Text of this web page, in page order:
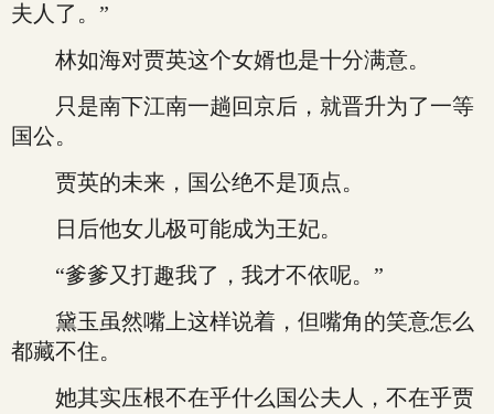
夫人了。”
林如海对贾英这个女婿也是十分满意。
只是南下江南一趟回京后，就晋升为了一等
国公。
贾英的未来，国公绝不是顶点。
日后他女儿极可能成为王妃。
“爹爹又打趣我了，我才不依呢。”
黛玉虽然嘴上这样说着，但嘴角的笑意怎么
都藏不住。
她其实压根不在乎什么国公夫人，不在乎贾